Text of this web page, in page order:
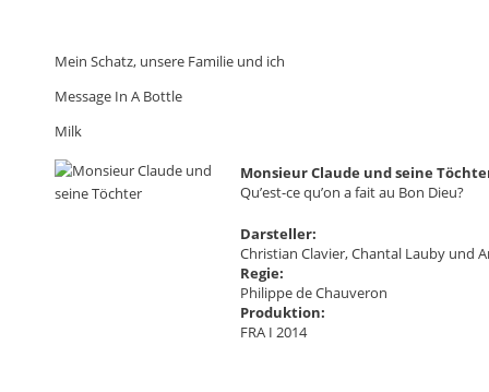
Mein Schatz, unsere Familie und ich
Message In A Bottle
Milk
Monsieur Claude und seine
Qu’est-ce qu’on a fait au Bon Dieu?
Darsteller:
Christian Clavier, Chantal Lauby und
Regie:
Philippe de Chauveron
Produktion:
FRA I 2014